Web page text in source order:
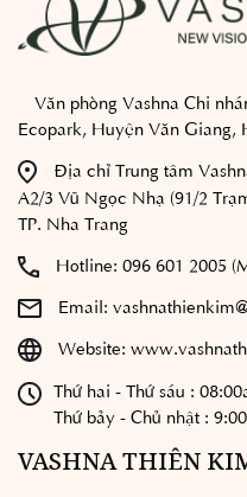
Văn phòng Vashna Chi
Ecopark, Huyện Văn Giang,
Địa chỉ Trung tâm
A2/3 Vũ Ngọc Nhạ (91/2
TP. Nha Trang
Hotline: 096 601 2005
Email:
Website:
Thứ hai - Thứ sáu :
Thứ bảy - Chủ nhật :
VASHNA THIÊN